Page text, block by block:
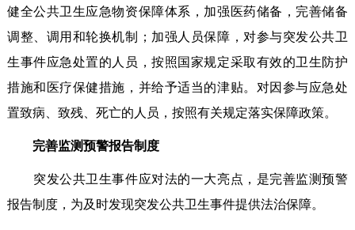
健全公共卫生应急物资保障体系，加强医药储备，完善储备
调整、调用和轮换机制；加强人员保障，对参与突发公共卫
生事件应急处置的人员，按照国家规定采取有效的卫生防护
措施和医疗保健措施，并给予适当的津贴。对因参与应急处
置致病、致残、死亡的人员，按照有关规定落实保障政策。
完善监测预警报告制度
突发公共卫生事件应对法的一大亮点，是完善监测预警
报告制度，为及时发现突发公共卫生事件提供法治保障。